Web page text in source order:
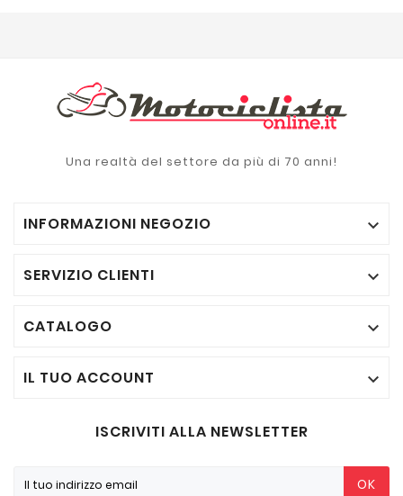
Una realtà del settore da più di 70 anni!
INFORMAZIONI NEGOZIO 
SERVIZIO CLIENTI 
CATALOGO 
IL TUO ACCOUNT 
ISCRIVITI ALLA NEWSLETTER
OK